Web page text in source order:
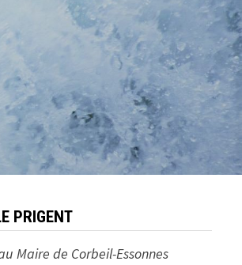
PRIGENT
Maire de Corbeil-Essonnes